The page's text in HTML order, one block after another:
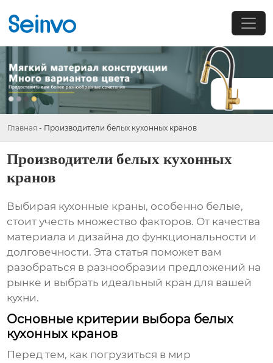
Главная - Производители белых кухонных кранов
Производители белых кухонных
кранов
Выбирая кухонные краны, особенно белые,
стоит учесть множество факторов. От качества
материала и дизайна до функциональности и
долговечности. Эта статья поможет вам
разобраться в разнообразии предложений на
рынке и выбрать идеальный кран для вашей
кухни.
Основные критерии выбора белых
кухонных кранов
Перед тем, как погрузиться в мир